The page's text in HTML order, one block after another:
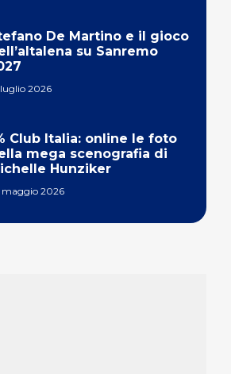
De Martino e il gioco
su Sanremo
luglio 2026
Club Italia: online le foto
mega scenografia di
Hunziker
maggio 2026